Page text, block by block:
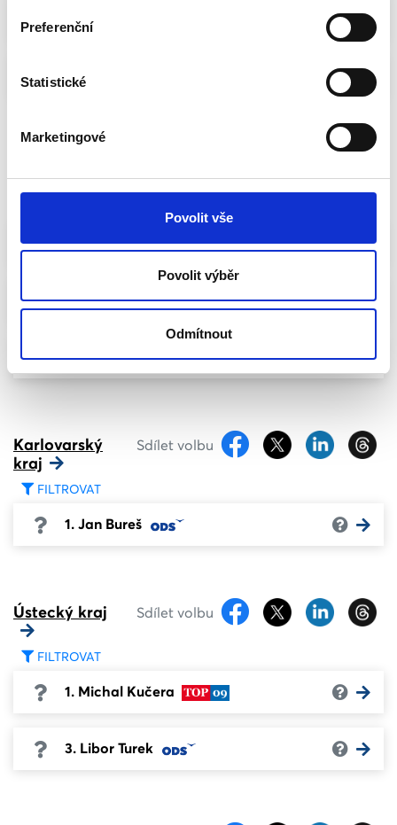
Preferenční
Statistické
Marketingové
Povolit vše
Povolit výběr
Odmítnout
3. Jan Bartošek
7. František Talíř
kraj
PRO 1. Martin Baxa
2. Marek Ženíšek
6. Pavel Karpíšek
Karlovarský
kraj
Sdílet volbu
FILTROVAT
1. Jan Bureš
Ústecký kraj Sdílet volbu
FILTROVAT
1. Michal Kučera
3. Libor Turek